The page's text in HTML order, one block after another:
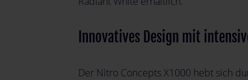
Innovatives Design mit
Der Nitro Concepts X1000 hebt sich